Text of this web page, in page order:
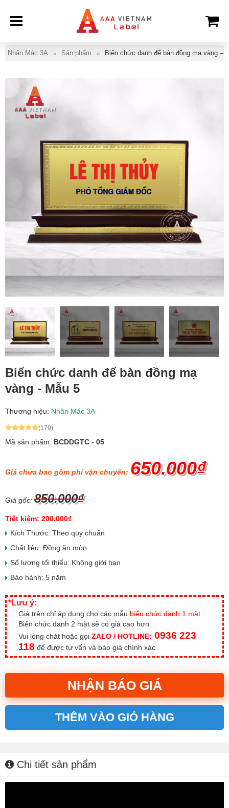
Nhãn Mác 3A Sản phẩm Biển chức danh để bàn đồng mạ vàng –
Biển chức danh để bàn đồng mạ
vàng - Mẫu 5
Thương hiệu: Nhãn Mác 3A
(179)
Mã sản phẩm: BCDDGTC - 05
Giá chưa bao gồm phí vận chuyển: 650.000₫
Giá gốc: 850.000₫
Tiết kiệm: 200.000₫
Kích Thước: Theo quy chuẩn
Chất liệu: Đồng ăn mòn
Số lượng tối thiểu: Không giới hạn
Bảo hành: 5 năm
*Lưu ý:
Giá trên chỉ áp dụng cho các mẫu biển chức danh 1 mặt
Biển chức danh 2 mặt sẽ có giá cao hơn
Vui lòng chát hoặc gọi ZALO / HOTLINE: 0936 223
118 để được tư vấn và báo giá chính xác
NHẬN BÁO GIÁ
THÊM VÀO GIỎ HÀNG
Chi tiết sản phẩm